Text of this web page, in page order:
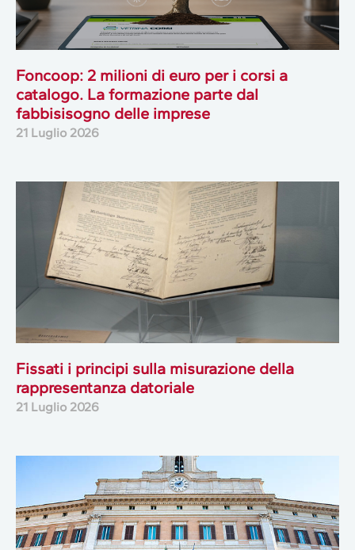
Foncoop: 2 milioni di euro per i corsi a
catalogo. La formazione parte dal
fabbisisogno delle imprese
21 Luglio 2026
Fissati i principi sulla misurazione della
rappresentanza datoriale
21 Luglio 2026